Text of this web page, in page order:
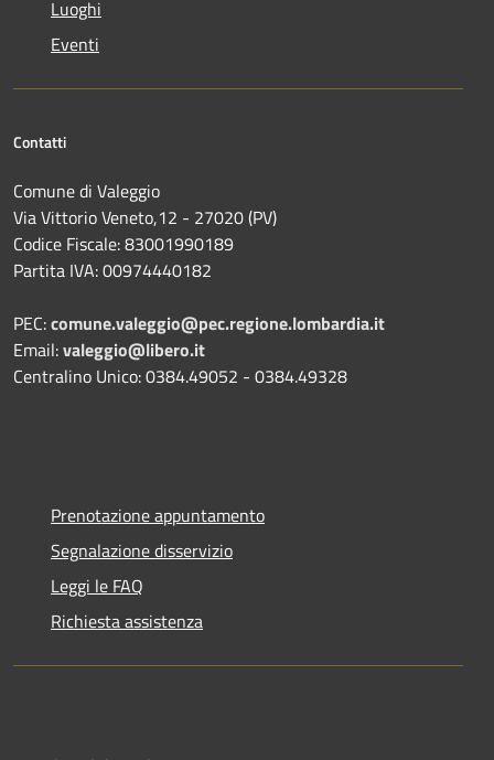
Luoghi
Eventi
Contatti
Comune di Valeggio
Via Vittorio Veneto,12 - 27020 (PV)
Codice Fiscale: 83001990189
Partita IVA: 00974440182
PEC:comune.valeggio@pec.regione.lombardia.it
Email:valeggio@libero.it
Centralino Unico: 0384.49052 - 0384.49328
Prenotazione appuntamento
Segnalazione disservizio
Leggi le FAQ
Richiesta assistenza